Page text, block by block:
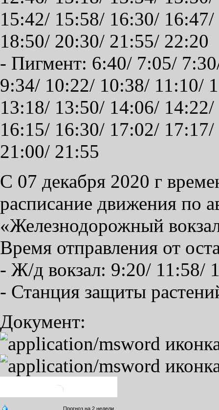
15:42/ 15:58/ 16:30/
18:50/ 20:30/ 21:55/ 22:20
- Пигмент: 6:40/ 7:05/
9:34/ 10:22/ 10:38/ 11:10/
13:18/ 13:50/ 14:06/
16:15/ 16:30/ 17:02/
21:00/ 21:55
С 07 декабря 2020 г
расписание движения по
«Железнодорожный
Время отправления от
- Ж/д вокзал: 9:20/ 11:58/
- Станция защиты
Документ: